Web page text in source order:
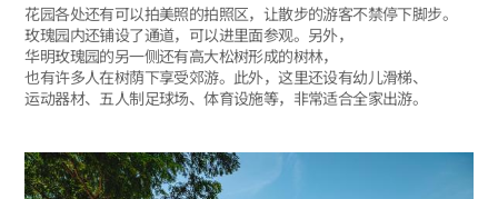
花园各处还有可以拍美照的拍照区，让散步的游客不禁停下脚步。
玫瑰园内还铺设了通道，可以进里面参观。另外，
华明玫瑰园的另一侧还有高大松树形成的树林，
也有许多人在树荫下享受郊游。此外，这里还设有幼儿滑梯、
运动器材、五人制足球场、体育设施等，非常适合全家出游。